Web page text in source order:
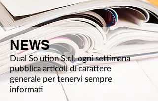
NEWS
Dual Solution S.r.l. ogni settimana
pubblica articoli di carattere
generale per tenervi sempre
informati